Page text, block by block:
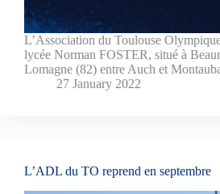
L’Association du Toulouse
lycée Norman FOSTER, situé à
Lomagne (82) entre Auch et
27 January 2022
L’ADL du TO reprend en septembre